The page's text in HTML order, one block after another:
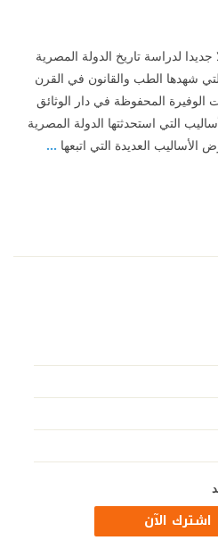
لدراسة تاريخ الدولة المصرية
شهدها الطب والقانون في القرن
الوفيرة المحفوظة في دار الوثائق
التي استحدثتها الدولة المصرية
العديدة التي اتبعها ...
اشترك الآن